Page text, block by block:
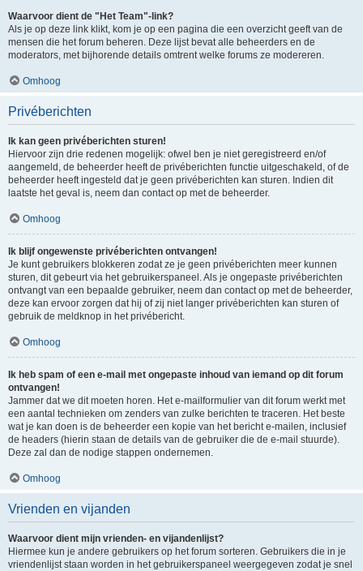
Waarvoor dient de "Het Team"-link?
Als je op deze link klikt, kom je op een pagina die een overzicht geeft van de
mensen die het forum beheren. Deze lijst bevat alle beheerders en de
moderators, met bijhorende details omtrent welke forums ze modereren.
Omhoog
Privéberichten
Ik kan geen privéberichten sturen!
Hiervoor zijn drie redenen mogelijk: ofwel ben je niet geregistreerd en/of
aangemeld, de beheerder heeft de privéberichten functie uitgeschakeld, of de
beheerder heeft ingesteld dat je geen privéberichten kan sturen. Indien dit
laatste het geval is, neem dan contact op met de beheerder.
Omhoog
Ik blijf ongewenste privéberichten ontvangen!
Je kunt gebruikers blokkeren zodat ze je geen privéberichten meer kunnen
sturen, dit gebeurt via het gebruikerspaneel. Als je ongepaste privéberichten
ontvangt van een bepaalde gebruiker, neem dan contact op met de beheerder,
deze kan ervoor zorgen dat hij of zij niet langer privéberichten kan sturen of
gebruik de meldknop in het privébericht.
Omhoog
Ik heb spam of een e-mail met ongepaste inhoud van iemand op dit forum
ontvangen!
Jammer dat we dit moeten horen. Het e-mailformulier van dit forum werkt met
een aantal technieken om zenders van zulke berichten te traceren. Het beste
wat je kan doen is de beheerder een kopie van het bericht e-mailen, inclusief
de headers (hierin staan de details van de gebruiker die de e-mail stuurde).
Deze zal dan de nodige stappen ondernemen.
Omhoog
Vrienden en vijanden
Waarvoor dient mijn vrienden- en vijandenlijst?
Hiermee kun je andere gebruikers op het forum sorteren. Gebruikers die in je
vriendenlijst staan worden in het gebruikerspaneel weergegeven zodat je snel